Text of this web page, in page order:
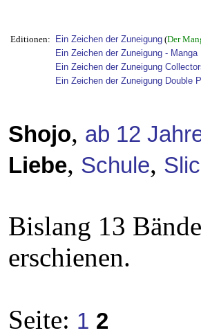
Editionen: Ein Zeichen der Zuneigung (Der
Ein Zeichen der Zuneigung - Manga
Ein Zeichen der Zuneigung
Ein Zeichen der Zuneigung Double
Shojo, ab 12
Liebe, Schule,
Bislang 13
erschienen.
Seite: 1 2